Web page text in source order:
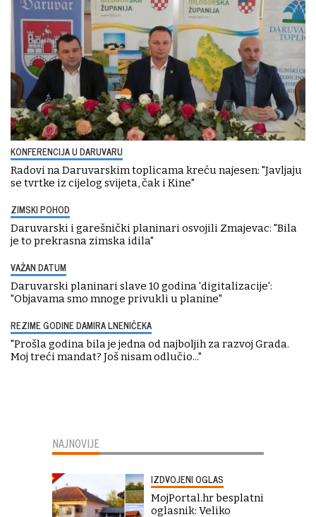
KONFERENCIJA U DARUVARU
Radovi na Daruvarskim toplicama kreću najesen: "Javljaju
se tvrtke iz cijelog svijeta, čak i Kine"
ZIMSKI POHOD
Daruvarski i garešnički planinari osvojili Zmajevac: "Bila
je to prekrasna zimska idila"
VAŽAN DATUM
Daruvarski planinari slave 10 godina 'digitalizacije':
"Objavama smo mnoge privukli u planine"
REZIME GODINE DAMIRA LNENIČEKA
"Prošla godina bila je jedna od najboljih za razvoj Grada.
Moj treći mandat? Još nisam odlučio..."
NAJNOVIJE
IZDVOJENI OGLAS
MojPortal.hr besplatni
oglasnik: Veliko